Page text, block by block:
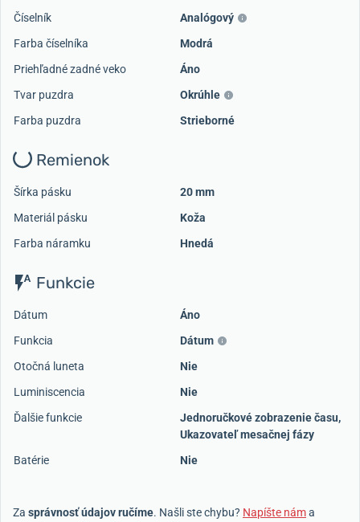
Číselník
Analógový
Farba číselníka
Modrá
Priehľadné zadné veko
Áno
Tvar puzdra
Okrúhle
Farba puzdra
Strieborné
Remienok
Šírka pásku
20 mm
Materiál pásku
Koža
Farba náramku
Hnedá
Funkcie
Dátum
Áno
Funkcia
Dátum
Otočná luneta
Nie
Luminiscencia
Nie
Ďalšie funkcie
Jednoručkové zobrazenie času,
Ukazovateľ mesačnej fázy
Batérie
Nie
Za správnosť údajov ručíme. Našli ste chybu? Napíšte náma